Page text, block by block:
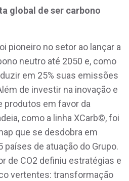
global de ser carbono
pioneiro no setor ao lançar a
neutro até 2050 e, como
em 25% suas emissões
de investir na inovação e
produtos em favor da
como a linha XCarb©, foi
que se desdobra em
de atuação do Grupo.
de CO2 definiu estratégias e
vertentes: transformação